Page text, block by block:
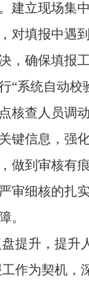
建立现场集
， 对填报中遇
，确保填报
“系统自动校
核查人员调
键信息 ， 强
做到审核有
审细核的扎
。
提升，提升
作为契机，